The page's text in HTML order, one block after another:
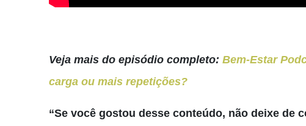
Veja mais do episódio completo: Bem-Estar
carga ou mais repetições?
“Se você gostou desse conteúdo, não deixe